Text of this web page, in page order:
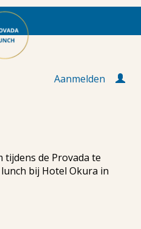
Aanmelden
tijdens de Provada te
bij Hotel Okura in